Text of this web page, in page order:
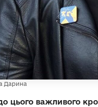
Дарина
цього важливого